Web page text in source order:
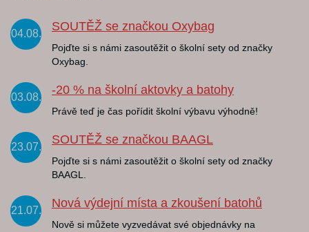
04.08.
SOUTĚŽ se značkou Oxybag
Pojďte si s námi zasoutěžit o školní sety od značky
Oxybag.
03.08.
-20 % na školní aktovky a batohy
Právě teď je čas pořídit školní výbavu výhodně!
23.07.
SOUTĚŽ se značkou BAAGL
Pojďte si s námi zasoutěžit o školní sety od značky
BAAGL.
21.07.
Nová výdejní místa a zkoušení batohů
Nově si můžete vyzvedávat své objednávky na